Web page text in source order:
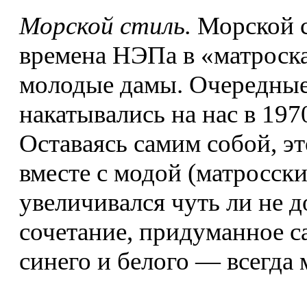
Морской стиль. Морской
времена НЭПа в
молодые дамы.
накатывались на нас в
Оставаясь самим собой,
вместе с модой
увеличивался чуть ли не
сочетание, придуманное
синего и белого —